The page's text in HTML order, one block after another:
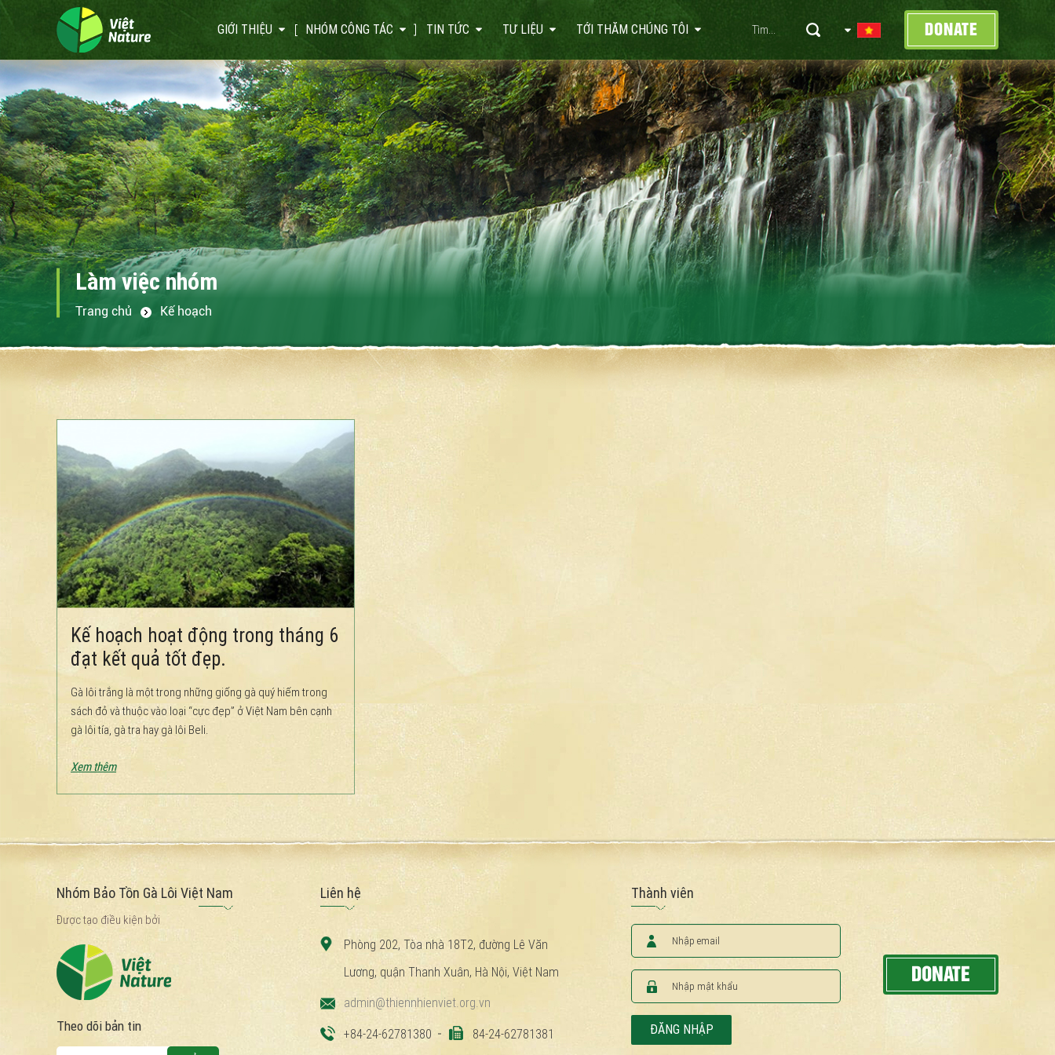
GIỚI THIỆU NHÓM CÔNG TÁC TIN TỨC TƯ LIỆU TỚI THĂM CHÚNG TÔI DONATE
Làm việc nhóm
Trang chủ Kế hoạch
Kế hoạch hoạt động trong tháng 6
đạt kết quả tốt đẹp.
Gà lôi trắng là một trong những giống gà quý hiếm trong
sách đỏ và thuộc vào loại “cực đẹp” ở Việt Nam bên cạnh
gà lôi tía, gà tra hay gà lôi Beli.
Xem thêm
Nhóm Bảo Tồn Gà Lôi Việt Nam
Được tạo điều kiện bởi
Theo dõi bản tin
Liên hệ
Phòng 202, Tòa nhà 18T2, đường Lê Văn
Lương, quận Thanh Xuân, Hà Nội, Việt Nam
admin@thiennhienviet.org.vn
+84-24-62781380 84-24-62781381
Thành viên
ĐĂNG NHẬP
DONATE